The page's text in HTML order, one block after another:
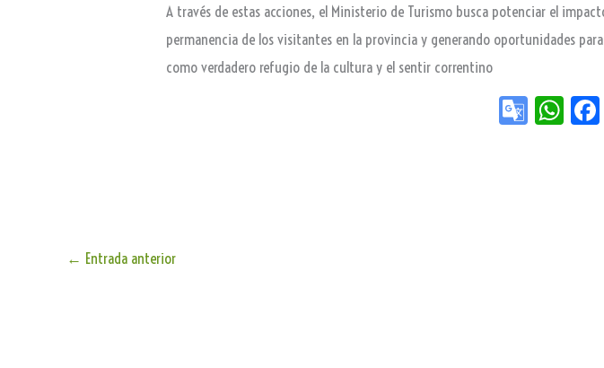
A través de estas acciones, el Ministerio de Turismo busca potenciar el
permanencia de los visitantes en la provincia y generando oportunidades
como verdadero refugio de la cultura y el sentir correntino
Go W
← Entrada anterior